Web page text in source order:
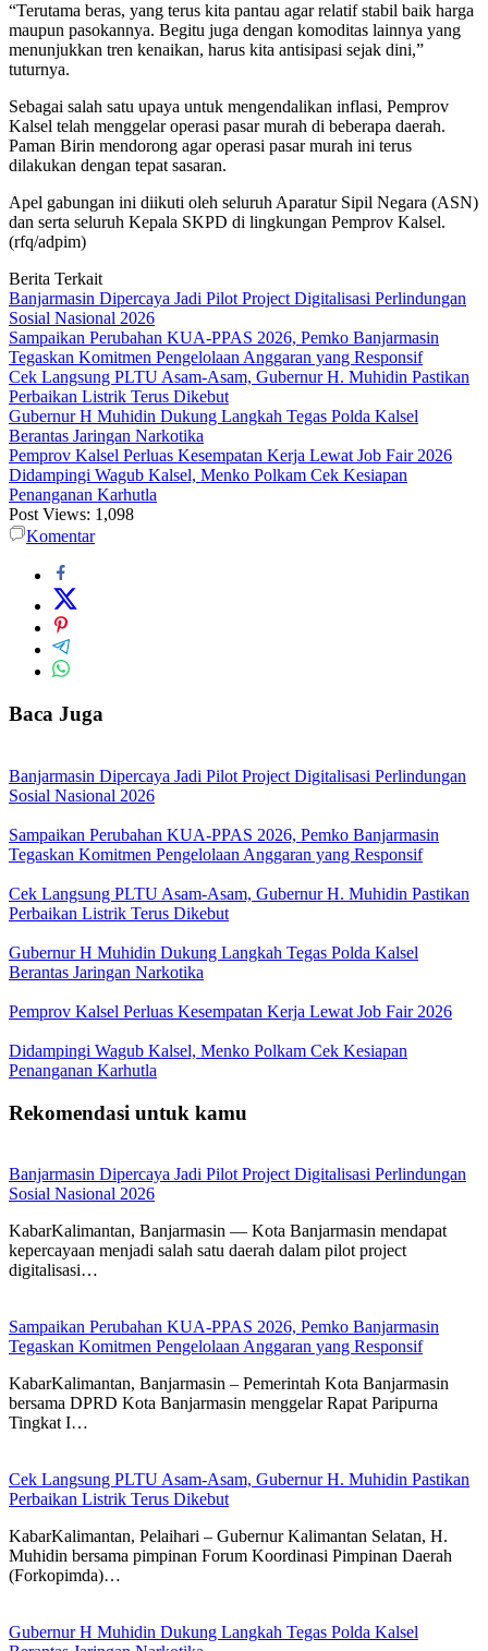
“Terutama beras, yang terus kita pantau agar relatif stabil baik harga
maupun pasokannya. Begitu juga dengan komoditas lainnya yang
menunjukkan tren kenaikan, harus kita antisipasi sejak dini,”
tuturnya.
Sebagai salah satu upaya untuk mengendalikan inflasi, Pemprov
Kalsel telah menggelar operasi pasar murah di beberapa daerah.
Paman Birin mendorong agar operasi pasar murah ini terus
dilakukan dengan tepat sasaran.
Apel gabungan ini diikuti oleh seluruh Aparatur Sipil Negara (ASN)
dan serta seluruh Kepala SKPD di lingkungan Pemprov Kalsel.
(rfq/adpim)
Berita Terkait
Banjarmasin Dipercaya Jadi Pilot Project Digitalisasi Perlindungan
Sosial Nasional 2026
Sampaikan Perubahan KUA-PPAS 2026, Pemko Banjarmasin
Tegaskan Komitmen Pengelolaan Anggaran yang Responsif
Cek Langsung PLTU Asam-Asam, Gubernur H. Muhidin Pastikan
Perbaikan Listrik Terus Dikebut
Gubernur H Muhidin Dukung Langkah Tegas Polda Kalsel
Berantas Jaringan Narkotika
Pemprov Kalsel Perluas Kesempatan Kerja Lewat Job Fair 2026
Didampingi Wagub Kalsel, Menko Polkam Cek Kesiapan
Penanganan Karhutla
Post Views: 1,098
Komentar
Baca Juga
Banjarmasin Dipercaya Jadi Pilot Project Digitalisasi Perlindungan
Sosial Nasional 2026
Sampaikan Perubahan KUA-PPAS 2026, Pemko Banjarmasin
Tegaskan Komitmen Pengelolaan Anggaran yang Responsif
Cek Langsung PLTU Asam-Asam, Gubernur H. Muhidin Pastikan
Perbaikan Listrik Terus Dikebut
Gubernur H Muhidin Dukung Langkah Tegas Polda Kalsel
Berantas Jaringan Narkotika
Pemprov Kalsel Perluas Kesempatan Kerja Lewat Job Fair 2026
Didampingi Wagub Kalsel, Menko Polkam Cek Kesiapan
Penanganan Karhutla
Rekomendasi untuk kamu
Banjarmasin Dipercaya Jadi Pilot Project Digitalisasi Perlindungan
Sosial Nasional 2026
KabarKalimantan, Banjarmasin — Kota Banjarmasin mendapat
kepercayaan menjadi salah satu daerah dalam pilot project
digitalisasi…
Sampaikan Perubahan KUA-PPAS 2026, Pemko Banjarmasin
Tegaskan Komitmen Pengelolaan Anggaran yang Responsif
KabarKalimantan, Banjarmasin – Pemerintah Kota Banjarmasin
bersama DPRD Kota Banjarmasin menggelar Rapat Paripurna
Tingkat I…
Cek Langsung PLTU Asam-Asam, Gubernur H. Muhidin Pastikan
Perbaikan Listrik Terus Dikebut
KabarKalimantan, Pelaihari – Gubernur Kalimantan Selatan, H.
Muhidin bersama pimpinan Forum Koordinasi Pimpinan Daerah
(Forkopimda)…
Gubernur H Muhidin Dukung Langkah Tegas Polda Kalsel